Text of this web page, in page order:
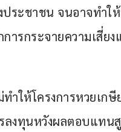
ระชาชน จนอาจทำใ
ารกระจายความเสี่ย
ทำให้โครงการหวยเ
ลงทุนหวังผลตอบแทน